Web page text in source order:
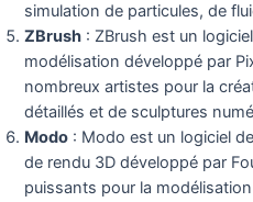
simulation de particules, de
ZBrush : ZBrush est un
modélisation développé par
nombreux artistes pour la
détaillés et de sculptures
Modo : Modo est un logiciel
de rendu 3D développé par
puissants pour la